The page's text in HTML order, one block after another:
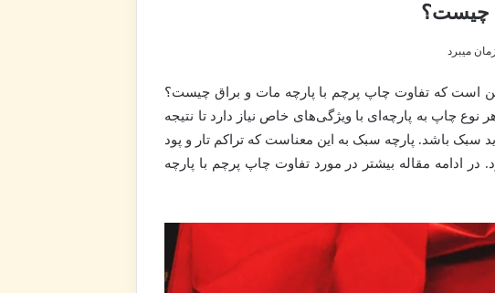
چیست؟
است که تفاوت چاپ پرچم با پارچه مات و براق چیست؟
نوع چاپ به پارچه‌ای با ویژگی‌های خاص نیاز دارد تا نتیجه
سبک باشد. پارچه سبک به این معناست که تراکم تار و پود
ادامه مقاله بیشتر در مورد تفاوت چاپ پرچم با پارچه